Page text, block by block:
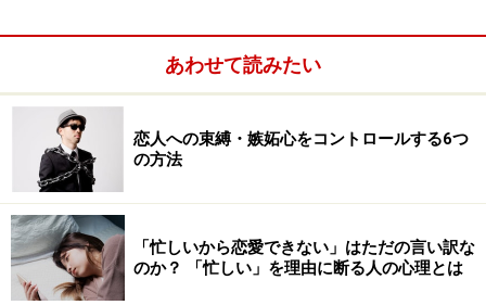
恋愛の一番のテクニックは？
あわせて読みたい
恋人への束縛・嫉妬心をコントロールする6つ
の方法
「忙しいから恋愛できない」はただの言い訳な
のか？ 「忙しい」を理由に断る人の心理とは